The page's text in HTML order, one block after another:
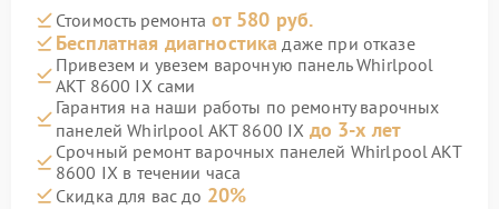
Стоимость ремонта от 580 руб.
Бесплатная диагностика даже при отказе
Привезем и увезем варочную панель Whirlpool
AKT 8600 IX сами
Гарантия на наши работы по ремонту варочных
панелей Whirlpool AKT 8600 IX до 3-х лет
Срочный ремонт варочных панелей Whirlpool AKT
8600 IX в течении часа
Скидка для вас до 20%